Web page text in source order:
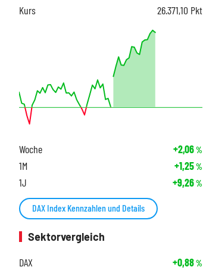
Kurs 26.371,10 Pkt
Woche +2,06%
1M +1,25%
1J +9,26%
DAX Index Kennzahlen und Details
Sektorvergleich
DAX
+0,88%